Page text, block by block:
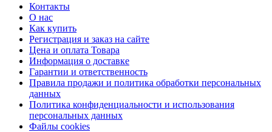
Контакты
О нас
Как купить
Регистрация и заказ на сайте
Цена и оплата Товара
Информация о доставке
Гарантии и ответственность
Правила продажи и политика обработки персональных
данных
Политика конфиденциальности и использования
персональных данных
Файлы cookies